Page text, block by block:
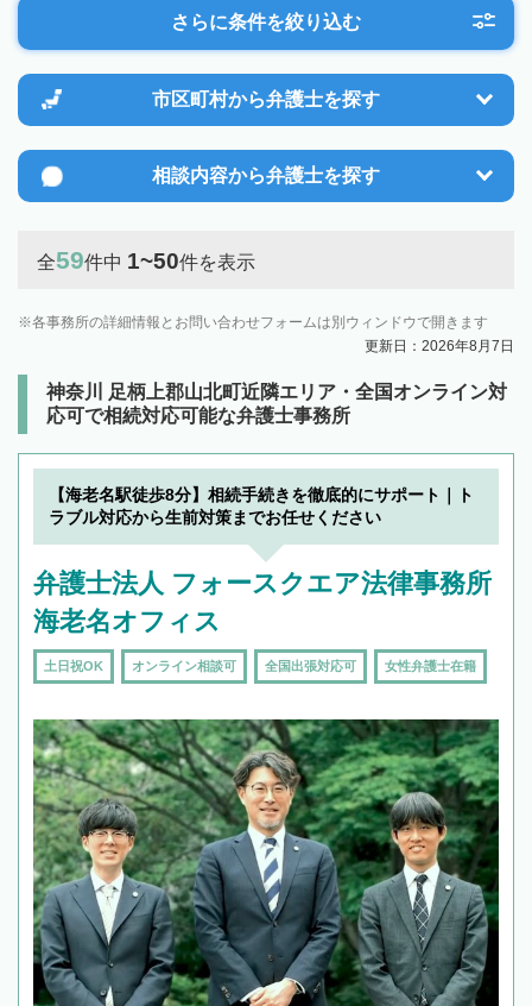
さらに条件を絞り込む
市区町村から弁護士を探す
相談内容から弁護士を探す
全59件中 1~50件を表示
各事務所の詳細情報とお問い合わせフォームは別ウィンドウで開きます
更新日：2026年8月7日
神奈川 足柄上郡山北町近隣エリア・全国オンライン対
応可で相続対応可能な弁護士事務所
【海老名駅徒歩8分】相続手続きを徹底的にサポート｜ト
ラブル対応から生前対策までお任せください
弁護士法人 フォースクエア法律事務所
海老名オフィス
土日祝OK オンライン相談可 全国出張対応可 女性弁護士在籍